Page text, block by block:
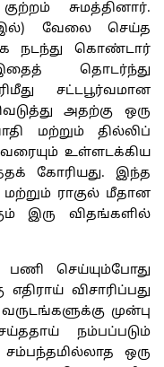
சுமத்தினார்.
வேலை செய்த
நடந்து கொண்டார்
தொடர்ந்து
சட்டபூர்வமான
அதற்கு ஒரு
மற்றும் தில்லிப்
உள்ளடக்கிய
கோரியது. இந்த
ராகுல் மீதான
இரு விதங்களில்
செய்யும்போது
விசாரிப்பது
முன்பு
நம்பப்படும்
ஒரு